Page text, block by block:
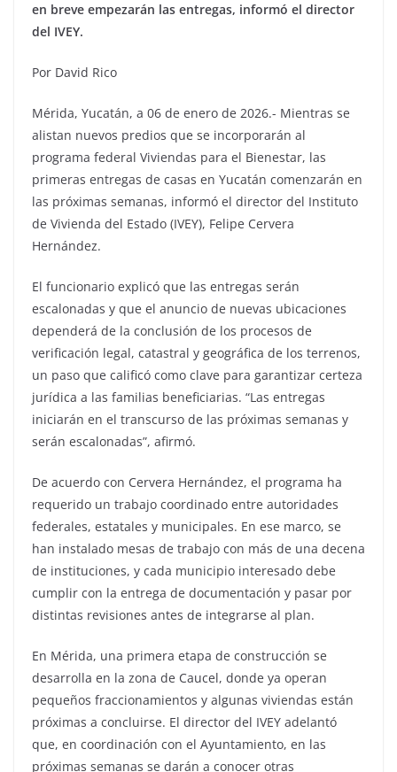
en breve empezarán las entregas, informó el director
del IVEY.
Por David Rico
Mérida, Yucatán, a 06 de enero de 2026.- Mientras se
alistan nuevos predios que se incorporarán al
programa federal Viviendas para el Bienestar, las
primeras entregas de casas en Yucatán comenzarán en
las próximas semanas, informó el director del Instituto
de Vivienda del Estado (IVEY), Felipe Cervera
Hernández.
El funcionario explicó que las entregas serán
escalonadas y que el anuncio de nuevas ubicaciones
dependerá de la conclusión de los procesos de
verificación legal, catastral y geográfica de los terrenos,
un paso que calificó como clave para garantizar certeza
jurídica a las familias beneficiarias. “Las entregas
iniciarán en el transcurso de las próximas semanas y
serán escalonadas”, afirmó.
De acuerdo con Cervera Hernández, el programa ha
requerido un trabajo coordinado entre autoridades
federales, estatales y municipales. En ese marco, se
han instalado mesas de trabajo con más de una decena
de instituciones, y cada municipio interesado debe
cumplir con la entrega de documentación y pasar por
distintas revisiones antes de integrarse al plan.
En Mérida, una primera etapa de construcción se
desarrolla en la zona de Caucel, donde ya operan
pequeños fraccionamientos y algunas viviendas están
próximas a concluirse. El director del IVEY adelantó
que, en coordinación con el Ayuntamiento, en las
próximas semanas se darán a conocer otras